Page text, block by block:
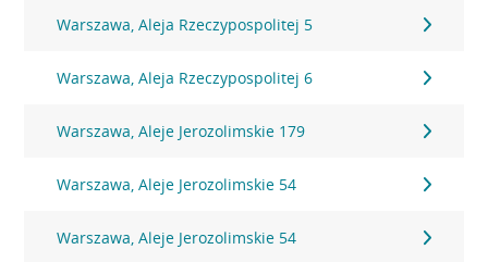
Warszawa, Aleja Rzeczypospolitej 5
Warszawa, Aleja Rzeczypospolitej 6
Warszawa, Aleje Jerozolimskie 179
Warszawa, Aleje Jerozolimskie 54
Warszawa, Aleje Jerozolimskie 54